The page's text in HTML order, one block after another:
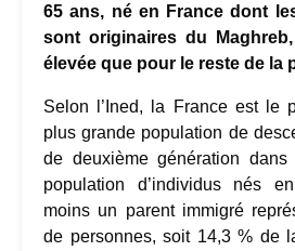
65 ans, né en France dont
sont originaires du
élevée que pour le reste de la
Selon l’Ined, la France est le
plus grande population de
de deuxième génération
population d’individus nés
moins un parent immigré
de personnes, soit 14,3 % de